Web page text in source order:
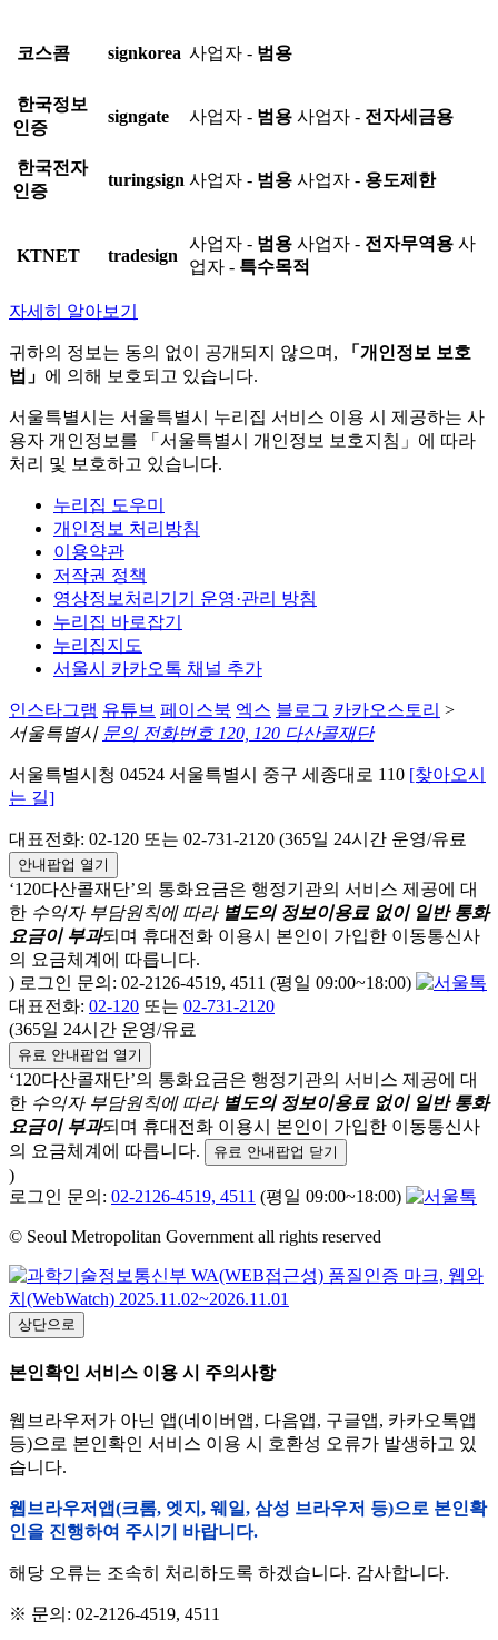
코스콤 signkorea 사업자 - 범용
한국정보
인증
signgate 사업자 - 범용 사업자 - 전자세금용
한국전자
인증
turingsign 사업자 - 범용 사업자 - 용도제한
KTNET tradesign
사업자 - 범용 사업자 - 전자무역용 사
업자 - 특수목적
자세히 알아보기
귀하의 정보는 동의 없이 공개되지 않으며,
「개인정보 보호
법」 에 의해 보호되고 있습니다.
서울특별시는 서울특별시 누리집 서비스 이용 시 제공하는 사
용자 개인정보를 「서울특별시 개인정보 보호지침」에 따라
처리 및 보호하고 있습니다.
누리집 도우미
개인정보 처리방침
이용약관
저작권 정책
영상정보처리기기 운영·관리 방침
누리집 바로잡기
누리집지도
서울시 카카오톡 채널 추가
인스타그램 유튜브 페이스북 엑스 블로그 카카오스토리 >
서울특별시 문의 전화번호 120, 120 다산콜재단
서울특별시청 04524 서울특별시 중구 세종대로 110 [찾아오시
는 길]
대표전화: 02-120 또는 02-731-2120 (365일 24시간 운영/유료
안내팝업 열기
‘120다산콜재단’의 통화요금은 행정기관의 서비스 제공에 대
한 수익자 부담원칙에 따라 별도의 정보이용료 없이 일반 통화
요금이 부과되며 휴대전화 이용시 본인이 가입한 이동통신사
의 요금체계에 따릅니다.
) 로그인 문의: 02-2126-4519, 4511 (평일 09:00~18:00)
대표전화: 02-120 또는 02-731-2120
(365일 24시간 운영/유료
유료 안내팝업 열기
‘120다산콜재단’의 통화요금은 행정기관의 서비스 제공에 대
한 수익자 부담원칙에 따라 별도의 정보이용료 없이 일반 통화
요금이 부과되며 휴대전화 이용시 본인이 가입한 이동통신사
의 요금체계에 따릅니다.
유료 안내팝업 닫기
)
로그인 문의: 02-2126-4519, 4511 (평일 09:00~18:00)
© Seoul Metropolitan Government all rights reserved
상단으로
본인확인 서비스 이용 시 주의사항
웹브라우저가 아닌 앱(네이버앱, 다음앱, 구글앱, 카카오톡앱
등)으로 본인확인 서비스 이용 시 호환성 오류가 발생하고 있
습니다.
웹브라우저앱(크롬, 엣지, 웨일, 삼성 브라우저 등)으로 본인확
인을 진행하여 주시기 바랍니다.
해당 오류는 조속히 처리하도록 하겠습니다. 감사합니다.
※ 문의: 02-2126-4519, 4511